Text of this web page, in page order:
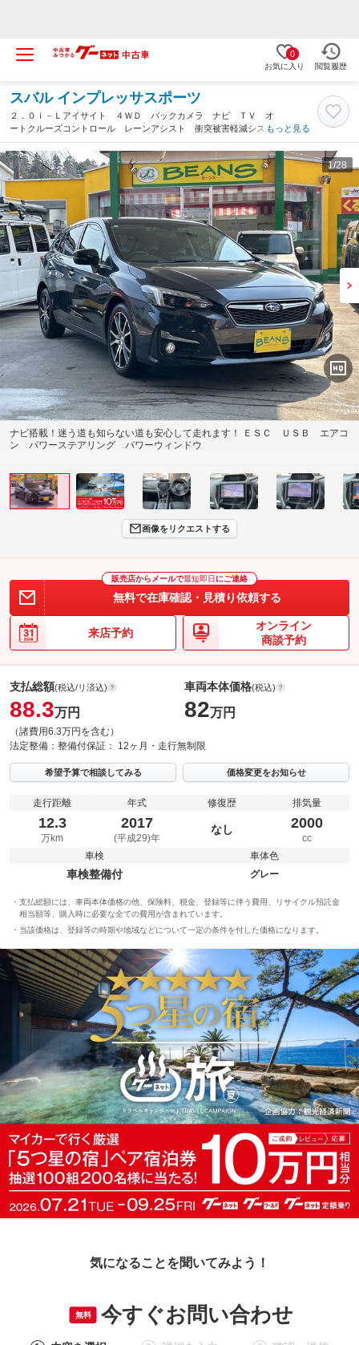
0
お気に入り 閲覧履歴
スバル インプレッサスポーツ
２．０ｉ－Ｌアイサイト ４ＷＤ バックカメラ ナビ ＴＶ オ
ートクルーズコントロール レーンアシスト 衝突被害軽減システ
ム アルミホイール スマートキー アイドリングストップ 電動
格納ミラー ＣＶＴ 盗難防止システム ＡＢＳ（宮城県）
もっと見る
1 /28
ナビ搭載！迷う道も知らない道も安心して走れます！ ＥＳＣ ＵＳＢ エアコ
ン パワーステアリング パワーウィンドウ
画像をリクエストする
販売店からメールで最短即日 にご連絡
無料で在庫確認・見積り依頼する
来店予約
オンライン
商談予約
支払総額(税込/リ済込)
88.3万円
（諸費用6.3万円を含む）
車両本体価格(税込)
82万円
法定整備： 整備付保証： 12ヶ月・走行無制限
希望予算で相談してみる 価格変更をお知らせ
走行距離
12.3
万km
年式
2017
(平成29)年
修復歴
なし
排気量
2000
cc
車検
車検整備付
車体色
グレー
支払総額には、車両本体価格の他、保険料、税金、登録等に伴う費用、リサイクル預託金
相当額等、購入時に必要な全ての費用が含まれています。
当該価格は、登録等の時期や地域などについて一定の条件を付した価格になります。
気になることを聞いてみよう！
無料 今すぐお問い合わせ